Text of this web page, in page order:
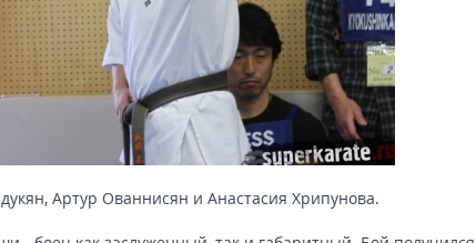
Артур Ованнисян и Анастасия Хрипунова.